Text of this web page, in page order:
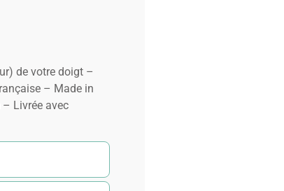
de votre doigt –
– Made in
Livrée avec